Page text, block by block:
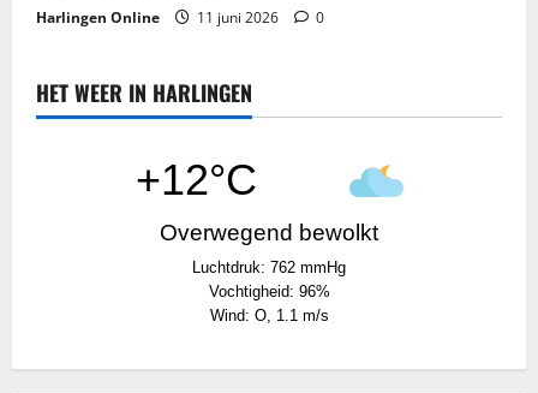
Harlingen Online 11 juni 2026 0
HET WEER IN HARLINGEN
+12°C
Overwegend bewolkt
Luchtdruk: 762 mmHg
Vochtigheid: 96%
Wind: O, 1.1 m/s